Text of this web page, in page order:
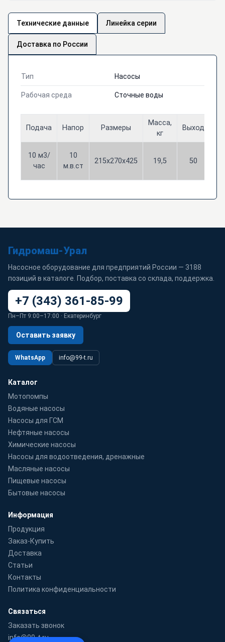
Технические данные Линейка серии
Доставка по России
Тип Насосы
Рабочая среда Сточные воды
Подача Напор Размеры
Масса,
кг
Выход
10 м3/
час
10
м.в.ст
215х270х425 19,5 50
Гидромаш-Урал
Насосное оборудование для предприятий России — 3188
позиций в каталоге. Подбор, поставка со склада, поддержка.
+7 (343) 361-85-99
Пн–Пт 9:00–17:00 · Екатеринбург
Оставить заявку
WhatsApp info@99-t.ru
Каталог
Мотопомпы
Водяные насосы
Насосы для ГСМ
Нефтяные насосы
Химические насосы
Насосы для водоотведения, дренажные
Масляные насосы
Пищевые насосы
Бытовые насосы
Информация
Продукция
Заказ-Купить
Доставка
Статьи
Контакты
Политика конфиденциальности
Связаться
Заказать звонок
info@99-t.ru